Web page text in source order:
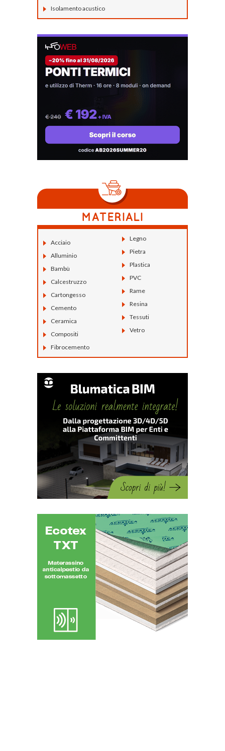
Isolamento acustico
Acciaio
Alluminio
Bambù
Calcestruzzo
Cartongesso
Cemento
Ceramica
Compositi
Fibrocemento
Legno
Pietra
Plastica
PVC
Rame
Resina
Tessuti
Vetro